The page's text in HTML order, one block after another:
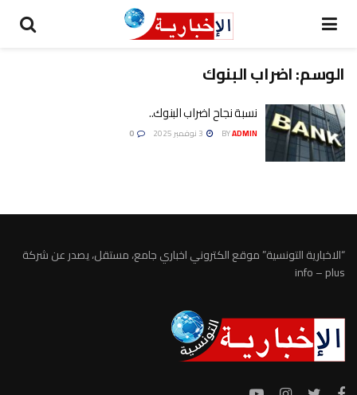
الوسم:اضراب البنوك
نسبة نجاح اضراب البنوك..
BYADMIN
“الاخبارية التونسية” موقع الكتروني اخباري جامع، مستقل، يصدر عن شركة
info – plus